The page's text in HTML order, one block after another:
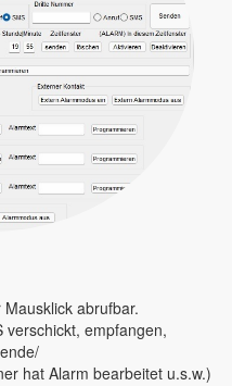
abrufbar.
verschickt, empfangen,
hat Alarm bearbeitet u.s.w.)